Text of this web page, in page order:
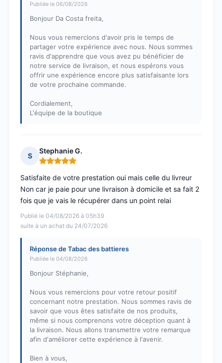
Publiée le 06/08/2026
Bonjour Da Costa freita,
Nous vous remercions d'avoir pris le temps de
partager votre expérience avec nous. Nous sommes
ravis d'apprendre que vous avez pu bénéficier de
notre service de livraison, et nous espérons vous
offrir une expérience encore plus satisfaisante lors
de votre prochaine commande.
Cordialement,
L'équipe de la boutique
S
Stephanie G.
Note : 5 sur 5
Publié le 04/08/2026 à 05h39
suite à un achat du 24/07/2026
Satisfaite de votre prestation oui mais celle du livreur
Non car je paie pour une livraison à domicile et sa fait 2
fois que je vais le récupérer dans un point relai
Réponse de Tabac des battieres
Publiée le 04/08/2026
Bonjour Stéphanie,
Nous vous remercions pour votre retour positif
concernant notre prestation. Nous sommes ravis de
savoir que vous êtes satisfaite de nos produits,
même si nous comprenons votre déception quant à
la livraison. Nous allons transmettre votre remarque
afin d'améliorer cette expérience à l'avenir.
Bien à vous,